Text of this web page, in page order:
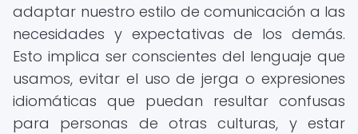
adaptar nuestro estilo de comunicación a las
necesidades y expectativas de los demás.
Esto implica ser conscientes del lenguaje que
usamos, evitar el uso de jerga o expresiones
idiomáticas que puedan resultar confusas
para personas de otras culturas, y estar